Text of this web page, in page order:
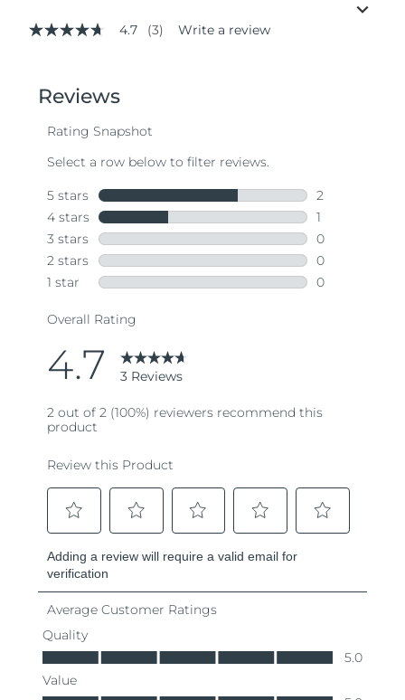
4.7
stars,
rating
value.
Same
page
link.
4.7 (3) Write a review